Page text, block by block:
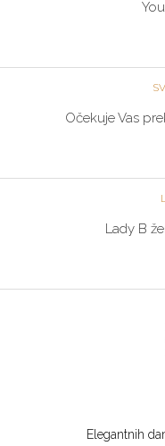
Očekuje Vas
Lady B
Elegantnih